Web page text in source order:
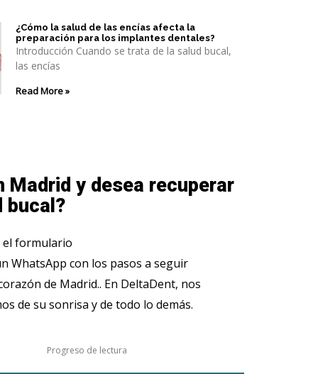
¿Cómo la salud de las encías afecta la
preparación para los implantes dentales?
Introducción Cuando se trata de la salud bucal,
las encías
Read More »
Madrid y desea recuperar
bucal?
el formulario
WhatsApp con los pasos a seguir
de Madrid.. En DeltaDent, nos
de su sonrisa y de todo lo demás.
Progreso de lectura